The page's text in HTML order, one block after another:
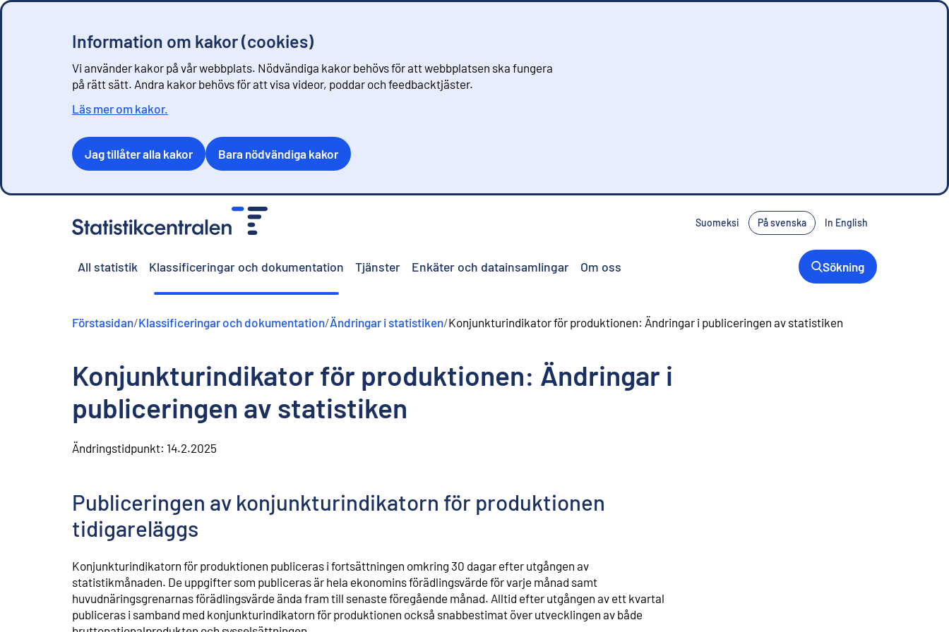
Information om kakor (cookies)
Vi använder kakor på vår webbplats. Nödvändiga kakor behövs för att webbplatsen ska fungera
på rätt sätt. Andra kakor behövs för att visa videor, poddar och feedbacktjäster.
Läs mer om kakor.
Jag tillåter alla kakor Bara nödvändiga kakor
Suomeksi På svenska In English
All statistik Klassificeringar och dokumentation Tjänster Enkäter och datainsamlingar Om oss Sökning
Förstasidan/Klassificeringar och dokumentation/Ändringar i statistiken/Konjunkturindikator för produktionen: Ändringar i publiceringen av statistiken
Konjunkturindikator för produktionen: Ändringar i
publiceringen av statistiken
Ändringstidpunkt: 14.2.2025
Publiceringen av konjunkturindikatorn för produktionen
tidigareläggs
Konjunkturindikatorn för produktionen publiceras i fortsättningen omkring 30 dagar efter utgången av
statistikmånaden. De uppgifter som publiceras är hela ekonomins förädlingsvärde för varje månad samt
huvudnäringsgrenarnas förädlingsvärde ända fram till senaste föregående månad. Alltid efter utgången av ett kvartal
publiceras i samband med konjunkturindikatorn för produktionen också snabbestimat över utvecklingen av både